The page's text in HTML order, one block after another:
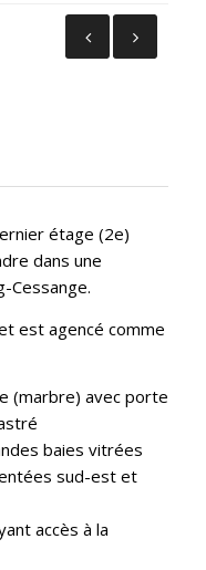
étage (2e)
dans une
Cessange.
est agencé comme
(marbre) avec porte
baies vitrées
sud-est et
accès à la